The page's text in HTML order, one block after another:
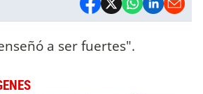
a ser fuertes".